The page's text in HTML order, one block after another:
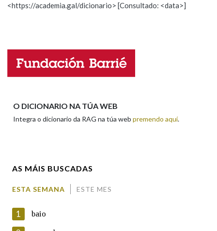
Propoño mellorar a definición
Nome
<https://academia.gal/dicionario> [Consultado: <data>]
O DICIONARIO NA TÚA WEB
Integra o dicionario da RAG na túa web premendo aquí.
AS MÁIS BUSCADAS
ESTA SEMANA ESTE MES
1 baio